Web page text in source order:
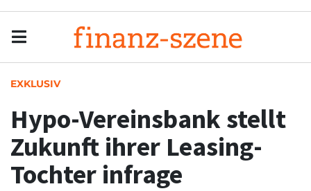
EXKLUSIV
Hypo-Vereinsbank stellt
Zukunft ihrer Leasing-
Tochter infrage